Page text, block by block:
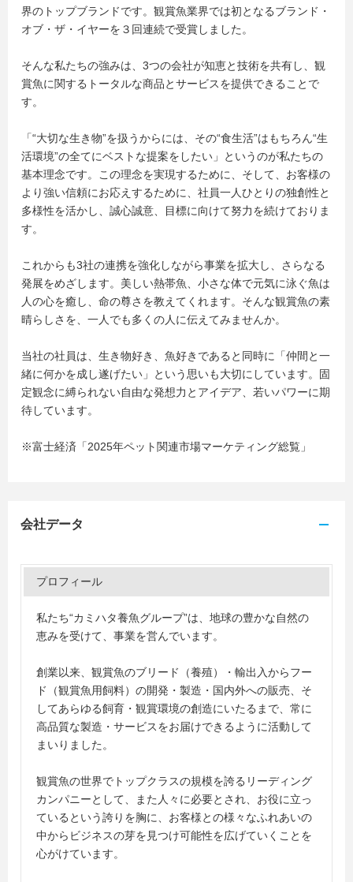
界のトップブランドです。観賞魚業界では初となるブランド・
オブ・ザ・イヤーを３回連続で受賞しました。
そんな私たちの強みは、3つの会社が知恵と技術を共有し、観
賞魚に関するトータルな商品とサービスを提供できることで
す。
「“大切な生き物”を扱うからには、その“食生活”はもちろん“生
活環境”の全てにベストな提案をしたい」というのが私たちの
基本理念です。この理念を実現するために、そして、お客様の
より強い信頼にお応えするために、社員一人ひとりの独創性と
多様性を活かし、誠心誠意、目標に向けて努力を続けておりま
す。
これからも3社の連携を強化しながら事業を拡大し、さらなる
発展をめざします。美しい熱帯魚、小さな体で元気に泳ぐ魚は
人の心を癒し、命の尊さを教えてくれます。そんな観賞魚の素
晴らしさを、一人でも多くの人に伝えてみませんか。
当社の社員は、生き物好き、魚好きであると同時に「仲間と一
緒に何かを成し遂げたい」という思いも大切にしています。固
定観念に縛られない自由な発想力とアイデア、若いパワーに期
待しています。
※富士経済「2025年ペット関連市場マーケティング総覧」
会社データ
プロフィール
私たち“カミハタ養魚グループ”は、地球の豊かな自然の
恵みを受けて、事業を営んでいます。
創業以来、観賞魚のブリード（養殖）・輸出入からフー
ド（観賞魚用飼料）の開発・製造・国内外への販売、そ
してあらゆる飼育・観賞環境の創造にいたるまで、常に
高品質な製造・サービスをお届けできるように活動して
まいりました。
観賞魚の世界でトップクラスの規模を誇るリーディング
カンパニーとして、また人々に必要とされ、お役に立っ
ているという誇りを胸に、お客様との様々なふれあいの
中からビジネスの芽を見つけ可能性を広げていくことを
心がけています。